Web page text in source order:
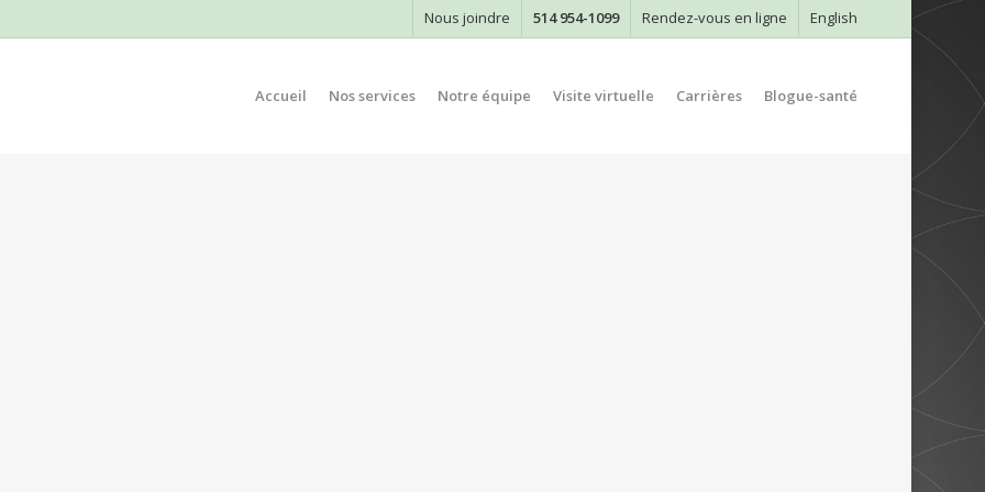
Nous joindre 514 954-1099 Rendez-vous en ligne English
Accueil Nos services Notre équipe Visite virtuelle Carrières Blogue-santé